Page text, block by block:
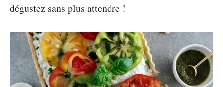
dégustez sans plus attendre !